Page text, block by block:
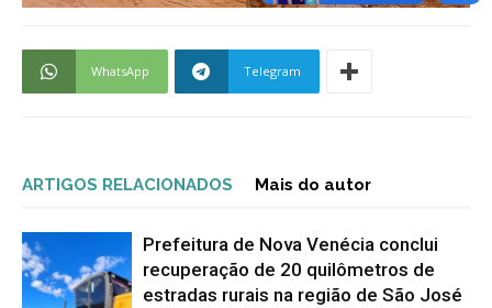
WhatsApp Telegram
ARTIGOS RELACIONADOS Mais do autor
Prefeitura de Nova Venécia conclui
recuperação de 20 quilômetros de
estradas rurais na região de São José